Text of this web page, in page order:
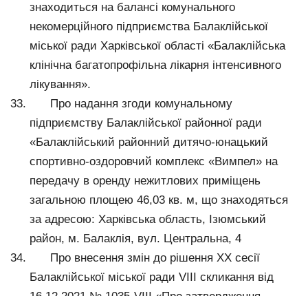
знаходиться на балансі комунального
некомерційного підприємства Балаклійської
міської ради Харківської області «Балаклійська
клінічна багатопрофільна лікарня інтенсивного
лікування».
Про надання згоди комунальному
підприємству Балаклійської районної ради
«Балаклійський районний дитячо-юнацький
спортивно-оздоровчий комплекс «Вимпел» на
передачу в оренду нежитлових приміщень
загальною площею 46,03 кв. м, що знаходяться
за адресою: Харківська область, Ізюмський
район, м. Балаклія, вул. Центральна, 4
Про внесення змін до рішення ХХ сесії
Балаклійської міської ради VІІІ скликання від